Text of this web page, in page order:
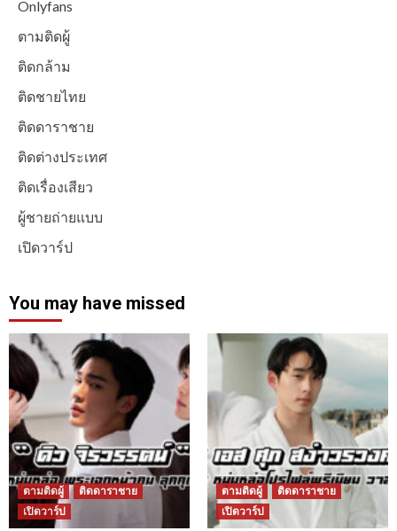
Onlyfans
ตามติดผู้
ติดกล้าม
ติดชายไทย
ติดดาราชาย
ติดต่างประเทศ
ติดเรื่องเสียว
ผู้ชายถ่ายแบบ
เปิดวาร์ป
You may have missed
ตามติดผู้
ติดดาราชาย
เปิดวาร์ป
ตามติดผู้
ติดดาราชาย
เปิดวาร์ป